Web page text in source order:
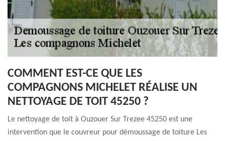
COMMENT EST-CE QUE LES
COMPAGNONS MICHELET RÉALISE UN
NETTOYAGE DE TOIT 45250 ?
Le nettoyage de toit à Ouzouer Sur Trezee 45250 est une
intervention que le couvreur pour démoussage de toiture Les